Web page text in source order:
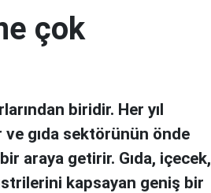
çok
biridir. Her yıl
gıda sektörünün önde
araya getirir. Gıda, içecek,
kapsayan geniş bir